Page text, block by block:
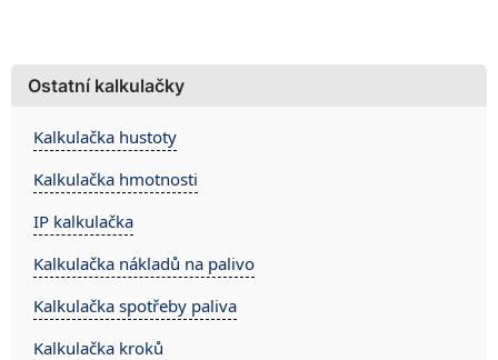
Ostatní kalkulačky
Kalkulačka hustoty
Kalkulačka hmotnosti
IP kalkulačka
Kalkulačka nákladů na palivo
Kalkulačka spotřeby paliva
Kalkulačka kroků